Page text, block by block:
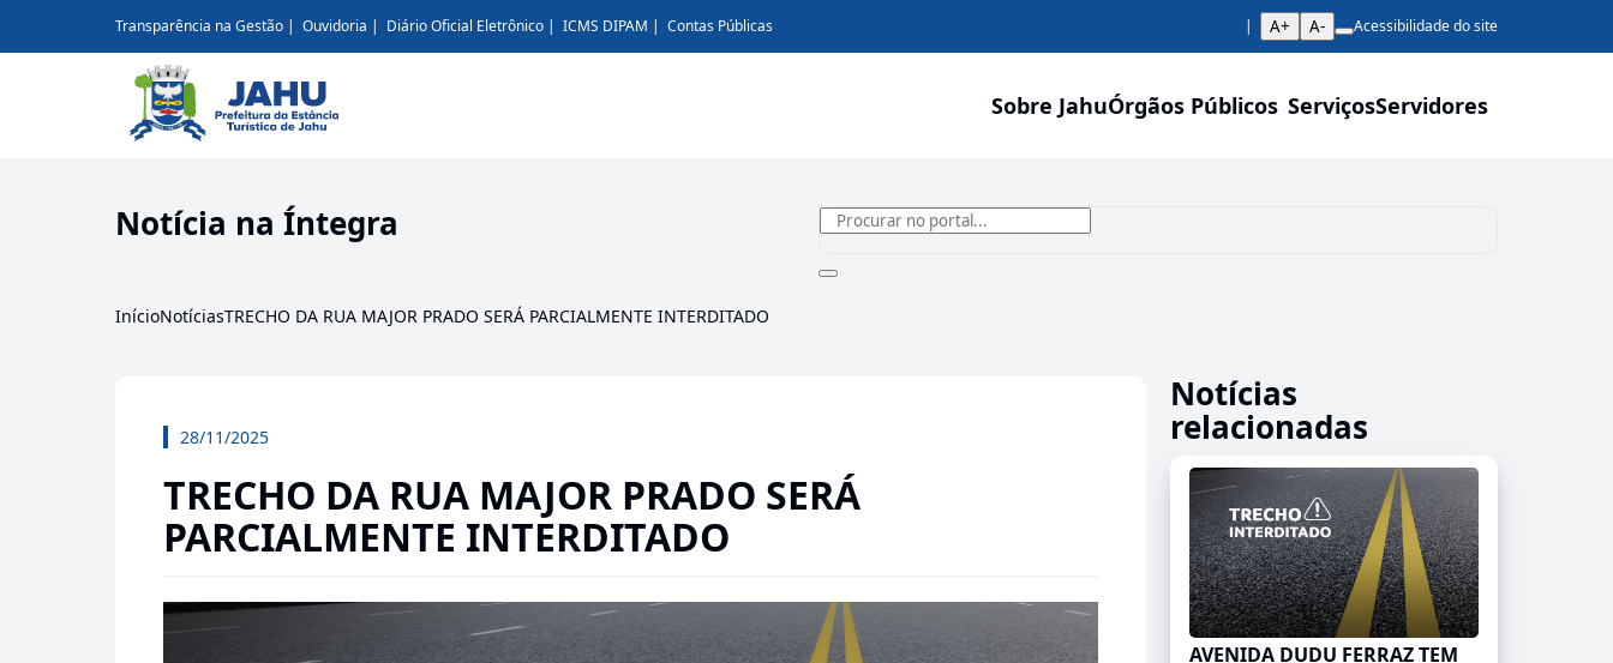
Transparência na Gestão Ouvidoria Diário Oficial Eletrônico ICMS DIPAM Contas Públicas A+ A- Acessibilidade do site
Sobre JahuÓrgãos Públicos ServiçosServidores
Notícia na Íntegra
InícioNotíciasTRECHO DA RUA MAJOR PRADO SERÁ PARCIALMENTE INTERDITADO
28/11/2025
TRECHO DA RUA MAJOR PRADO SERÁ
PARCIALMENTE INTERDITADO
Notícias
relacionadas
AVENIDA DUDU FERRAZ TEM